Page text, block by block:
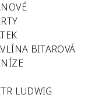
BITAROVÁ
LUDWIG